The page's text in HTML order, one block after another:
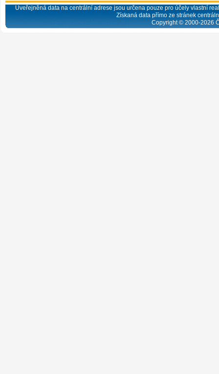
Uveřejněná data na centrální adrese jsou určena pouze pro účely vlastní
Získaná data přímo ze stránek
Copyright © 2000-2026